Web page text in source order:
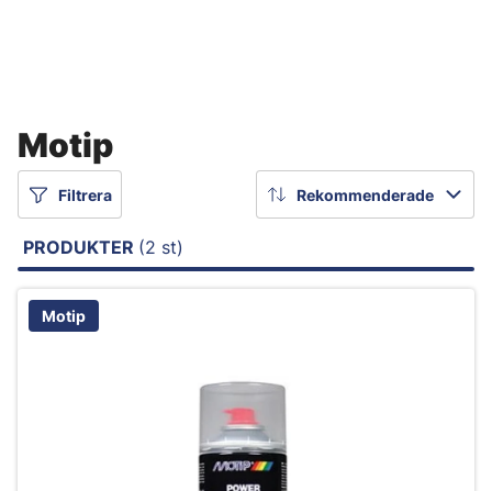
Motip
Filtrera Rekommenderade
PRODUKTER (2 st)
Motip